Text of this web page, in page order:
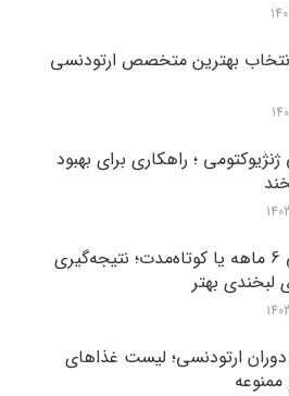
بهترین متخصص ارتودنسی
؛ راهکاری برای بهبود
ارتودنسی 6 ماهه یا کوتاه‌مدت؛ نتیجه‌گیری
لبخندی بهتر
ارتودنسی؛ لیست غذاهای